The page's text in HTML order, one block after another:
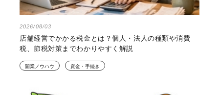
2026/08/03
店舗経営でかかる税金とは？個人・法人の種類や消費
税、節税対策までわかりやすく解説
開業ノウハウ 資金・手続き